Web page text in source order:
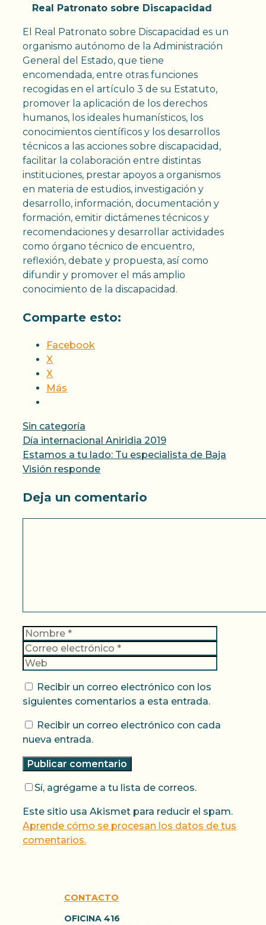
Real Patronato sobre Discapacidad
El Real Patronato sobre Discapacidad es un
organismo autónomo de la Administración
General del Estado, que tiene
encomendada, entre otras funciones
recogidas en el artículo 3 de su Estatuto,
promover la aplicación de los derechos
humanos, los ideales humanísticos, los
conocimientos científicos y los desarrollos
técnicos a las acciones sobre discapacidad,
facilitar la colaboración entre distintas
instituciones, prestar apoyos a organismos
en materia de estudios, investigación y
desarrollo, información, documentación y
formación, emitir dictámenes técnicos y
recomendaciones y desarrollar actividades
como órgano técnico de encuentro,
reflexión, debate y propuesta, así como
difundir y promover el más amplio
conocimiento de la discapacidad.
Comparte esto:
Facebook
X
X
Más
Categorías
Sin categoría
Día internacional Aniridia 2019
Estamos a tu lado: Tu especialista de Baja
Visión responde
Deja un comentario
Nombre
Recibir un correo electrónico con los
siguientes comentarios a esta entrada.
Recibir un correo electrónico con cada
nueva entrada.
Sí, agrégame a tu lista de correos.
Este sitio usa Akismet para reducir el spam.
Aprende cómo se procesan los datos de tus
comentarios.
CONTACTO
OFICINA 416